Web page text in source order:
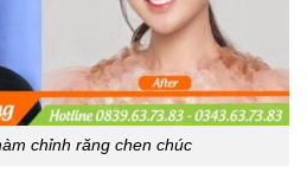
chỉnh răng chen chúc